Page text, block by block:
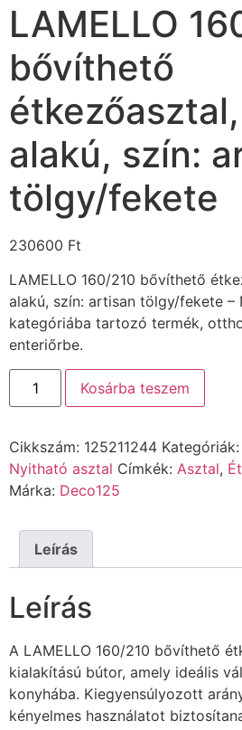
LAMELLO
bővíthető
alakú, szín:
tölgy/fekete
230600 Ft
LAMELLO 160/210 bővíthető
alakú, szín: artisan tölgy/fekete –
kategóriába tartozó termék,
enteriőrbe.
Kosárba teszem
Cikkszám: 125211244 Kategóriák:
Nyitható asztal Címkék: Asztal,
Márka: Deco125
Leírás
Leírás
A LAMELLO 160/210 bővíthető
kialakítású bútor, amely ideális
konyhába. Kiegyensúlyozott
kényelmes használatot